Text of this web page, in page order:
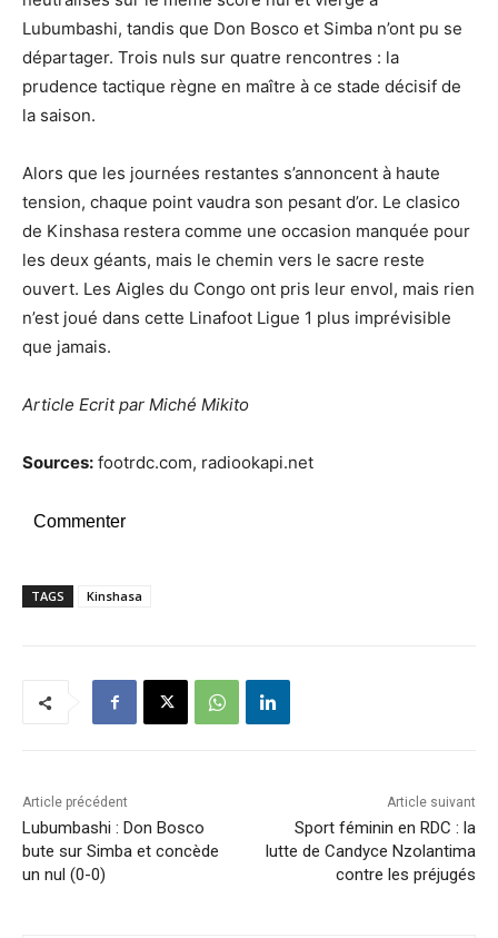
Lubumbashi, tandis que Don Bosco et Simba n’ont pu se
départager. Trois nuls sur quatre rencontres : la
prudence tactique règne en maître à ce stade décisif de
la saison.
Alors que les journées restantes s’annoncent à haute
tension, chaque point vaudra son pesant d’or. Le clasico
de Kinshasa restera comme une occasion manquée pour
les deux géants, mais le chemin vers le sacre reste
ouvert. Les Aigles du Congo ont pris leur envol, mais rien
n’est joué dans cette Linafoot Ligue 1 plus imprévisible
que jamais.
Article Ecrit par Miché Mikito
Sources: footrdc.com, radiookapi.net
Commenter
TAGS Kinshasa
Article précédent
Lubumbashi : Don Bosco
bute sur Simba et concède
un nul (0-0)
Article suivant
Sport féminin en RDC : la
lutte de Candyce Nzolantima
contre les préjugés